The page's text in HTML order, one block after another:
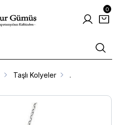
0
Taşlı Kolyeler .